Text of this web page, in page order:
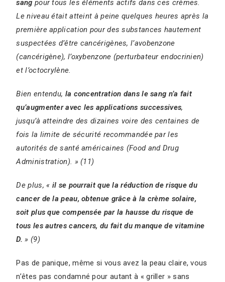
sang pour tous les éléments actifs dans ces crèmes.
Le niveau était atteint à peine quelques heures après la
première application pour des substances hautement
suspectées d’être cancérigènes, l’avobenzone
(cancérigène), l’oxybenzone (perturbateur endocrinien)
et l’octocrylène.
Bien entendu, la concentration dans le sang n’a fait
qu’augmenter avec les applications successives,
jusqu’à atteindre des dizaines voire des centaines de
fois la limite de sécurité recommandée par les
autorités de santé américaines (Food and Drug
Administration). » (11)
De plus, « il se pourrait que la réduction de risque du
cancer de la peau, obtenue grâce à la crème solaire,
soit plus que compensée par la hausse du risque de
tous les autres cancers, du fait du manque de vitamine
D. » (9)
Pas de panique, même si vous avez la peau claire, vous
n’êtes pas condamné pour autant à « griller » sans